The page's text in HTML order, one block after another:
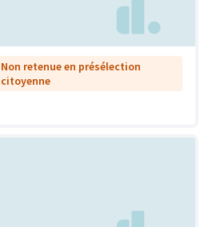
Non retenue en présélection
citoyenne